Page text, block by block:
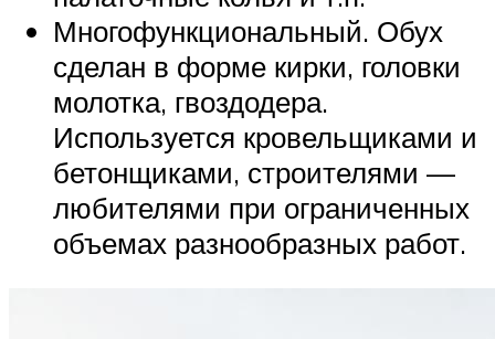
Многофункциональный. Обух
сделан в форме кирки, головки
молотка, гвоздодера.
Используется кровельщиками и
бетонщиками, строителями —
любителями при ограниченных
объемах разнообразных работ.